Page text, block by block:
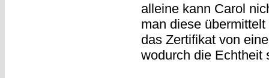
alleine kann Carol
man diese
das Zertifikat von
wodurch die Echtheit